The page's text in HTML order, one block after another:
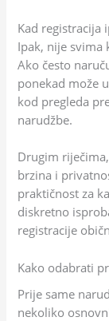
Kad registracija
Ipak, nije svima
Ako često
ponekad može
kod pregleda
narudžbe.
Drugim
brzina i
praktičnost za
diskretno
registracije
Kako odabrati
Prije same
nekoliko